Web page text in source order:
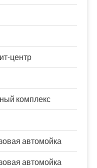
центр
комплекс
автомойка
автомойка